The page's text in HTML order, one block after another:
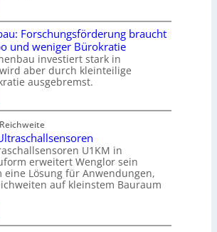
Forschungsförderung braucht
und weniger Bürokratie
investiert stark in
aber durch kleinteilige
ausgebremst.
U1KM in
erweitert Wenglor sein
eine Lösung für Anwendungen,
auf kleinstem Bauraum